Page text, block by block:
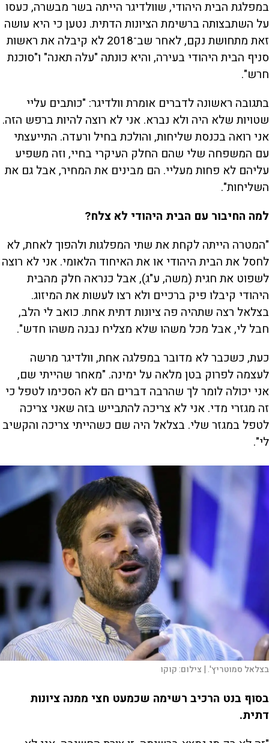
במפלגת הבית היהודי, שוולדיגר הייתה בשר מבשרה, כעסו
על השתבצותה ברשימת הציונות הדתית. נטען כי היא עושה
זאת מתחושת נקם, לאחר שב־2018 לא קיבלה את ראשות
סניף הבית היהודי בעירה, והיא כונתה "עלה תאנה" ו"סוכנת
חרש".
בתגובה ראשונה לדברים אומרת וולדיגר: "כותבים עליי
שטויות שלא היה ולא נברא. אני לא רוצה להיות ברפש הזה.
אני רואה בכנסת שליחות, והולכת בחיל ורעדה. התייעצתי
עם המשפחה שלי שהם החלק העיקרי בחיי, וזה משפיע
עליהם לא פחות מעליי. הם מבינים את המחיר, אבל גם את
השליחות".
למה החיבור עם הבית היהודי לא צלח?
"המטרה הייתה לקחת את שתי המפלגות ולהפוך לאחת, לא
לחסל את הבית היהודי או את האיחוד הלאומי. אני לא רוצה
לשפוט את חגית (משה, ע"ג), אבל כנראה חלק מהבית
היהודי קיבלו פיק ברכיים ולא רצו לעשות את המיזוג.
בצלאל רצה שתהיה פה ציונות דתית אחת. כואב לי הלב,
חבל לי, אבל מכל משהו שלא מצליח נבנה משהו חדש".
כעת, כשכבר לא מדובר במפלגה אחת, וולדיגר מרשה
לעצמה לפרוק בטן מלאה על ימינה. "מאחר שהייתי שם,
אני יכולה לומר לך שהרבה דברים הם לא הסכימו לטפל כי
זה מגזרי מדי. אני לא צריכה להתבייש בזה שאני צריכה
לטפל במגזר שלי. בצלאל היה שם כשהייתי צריכה והקשיב
לי".
בצלאל סמוטריץ'. | צילום:קוקו
בסוף בנט הרכיב רשימה שכמעט חצי ממנה ציונות
דתית.